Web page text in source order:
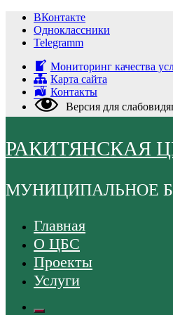
Перейти
содержимому
ВКонтакте
Одноклассники
Telegramm
Мониторинг качества
Карта сайта
Контакты
Версия для
РАКИТЯНСКАЯ
МУНИЦИПАЛЬНОЕ
Главная
О ЦБС
Проекты
Услуги